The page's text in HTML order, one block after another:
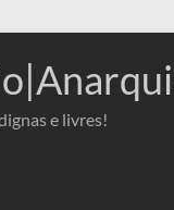
e livres!